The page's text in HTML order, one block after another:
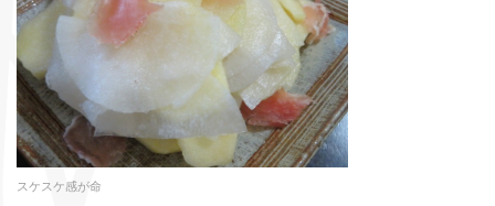
スケスケ感が命